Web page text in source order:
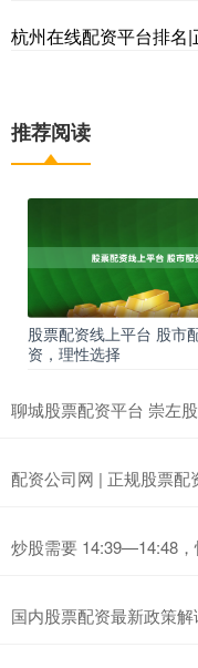
杭州在线配资平台排名
推荐阅读
股票配资线上平台 股市
资，理性选择
聊城股票配资平台 崇左
配资公司网 | 正规股票
炒股需要 14:39—14:48
国内股票配资最新政策